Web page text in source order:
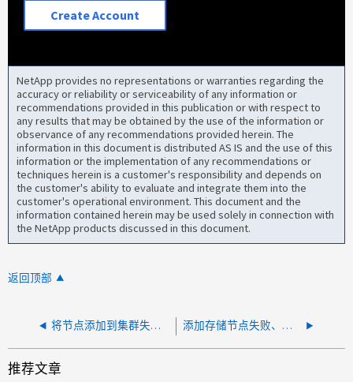
Create Account
NetApp provides no representations or warranties regarding the
accuracy or reliability or serviceability of any information or
recommendations provided in this publication or with respect to
any results that may be obtained by the use of the information or
observance of any recommendations provided herein. The
information in this document is distributed AS IS and the use of this
information or the implementation of any recommendations or
techniques herein is a customer's responsibility and depends on
the customer's ability to evaluate and integrate them into the
customer's operational environment. This document and the
information contained herein may be used solely in connection with
the NetApp products discussed in this document.
返回顶部
将节点添加到集群失败，并显示 " 正在检查下载是否不完整或失败 " 添加存储节点失败、并显示错误"无法在待定节点上启动自动安装"
推荐文章